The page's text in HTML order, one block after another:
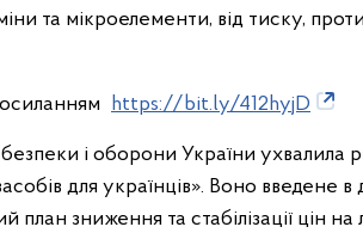
та мікроелементи, від тиску,
https://bit.ly/412hyjD
і оборони України
для українців». Воно
план зниження та стабілізації цін на